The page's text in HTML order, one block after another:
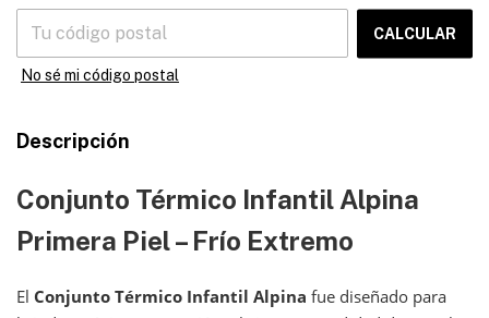
CALCULAR
No sé mi código postal
Descripción
Conjunto Térmico Infantil Alpina
Primera Piel – Frío Extremo
El Conjunto Térmico Infantil Alpina fue diseñado para